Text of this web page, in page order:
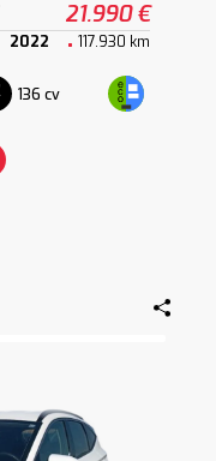
21.990 €
2022 117.930 km
136 cv